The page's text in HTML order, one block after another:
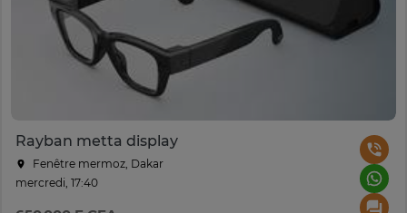
Rayban metta display
Fenêtre mermoz, Dakar
mercredi, 17:40